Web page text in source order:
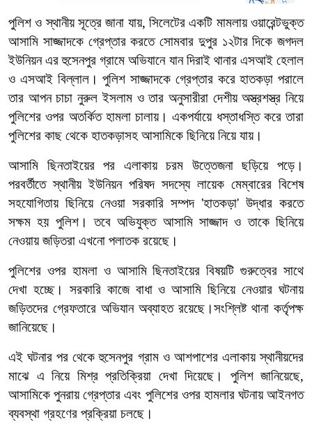
পুলিশ ও স্থানীয় সূত্রে জানা যায়, সিলেটের একটি মামলায় ওয়ারেন্টভুক্ত
আসামি সাজ্জাদকে গ্রেপ্তার করতে সোমবার দুপুর ১২টার দিকে জগদল
ইউনিয়ন এর হুসেনপুর গ্রামে অভিযানে যান দিরাই থানার এসআই হেলাল
ও এসআই বিল্লাল। পুলিশ সাজ্জাদকে গ্রেপ্তার করে হাতকড়া পরালে
তার আপন চাচা নুরুল ইসলাম ও তার অনুসারীরা দেশীয় অস্ত্রশস্ত্র নিয়ে
পুলিশের ওপর অতর্কিত হামলা চালায়। একপর্যায়ে ধস্তাধস্তি করে তারা
পুলিশের কাছ থেকে হাতকড়াসহ আসামিকে ছিনিয়ে নিয়ে যায়।
আসামি ছিনতাইয়ের পর এলাকায় চরম উত্তেজনা ছড়িয়ে পড়ে।
পরবর্তীতে স্থানীয় ইউনিয়ন পরিষদ সদস্যে লায়েক মেম্বারের বিশেষ
সহযোগিতায় ছিনিয়ে নেওয়া সরকারি সম্পদ 'হাতকড়া' উদ্ধার করতে
সক্ষম হয় পুলিশ। তবে অভিযুক্ত আসামি সাজ্জাদ ও তাকে ছিনিয়ে
নেওয়ায় জড়িতরা এখনো পলাতক রয়েছে।
পুলিশের ওপর হামলা ও আসামি ছিনতাইয়ের বিষয়টি গুরুত্বের সাথে
দেখা হচ্ছে। সরকারি কাজে বাধা ও আসামি ছিনিয়ে নেওয়ার ঘটনায়
জড়িতদের গ্রেফতারে অভিযান অব্যাহত রয়েছে।সংশ্লিষ্ট থানা কর্তৃপক্ষ
জানিয়েছে।
এই ঘটনার পর থেকে হুসেনপুর গ্রাম ও আশপাশের এলাকায় স্থানীয়দের
মাঝে এ নিয়ে মিশ্র প্রতিক্রিয়া দেখা দিয়েছে। পুলিশ জানিয়েছে,
আসামিকে পুনরায় গ্রেপ্তার এবং পুলিশের ওপর হামলার ঘটনায় আইনগত
ব্যবস্থা গ্রহণের প্রক্রিয়া চলছে।